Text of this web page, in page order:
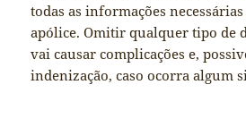
todas as informações
apólice. Omitir qualquer tipo de
vai causar complicações e,
indenização, caso ocorra algum